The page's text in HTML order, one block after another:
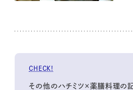
CHECK!
その他のハチミツ×薬膳料理の